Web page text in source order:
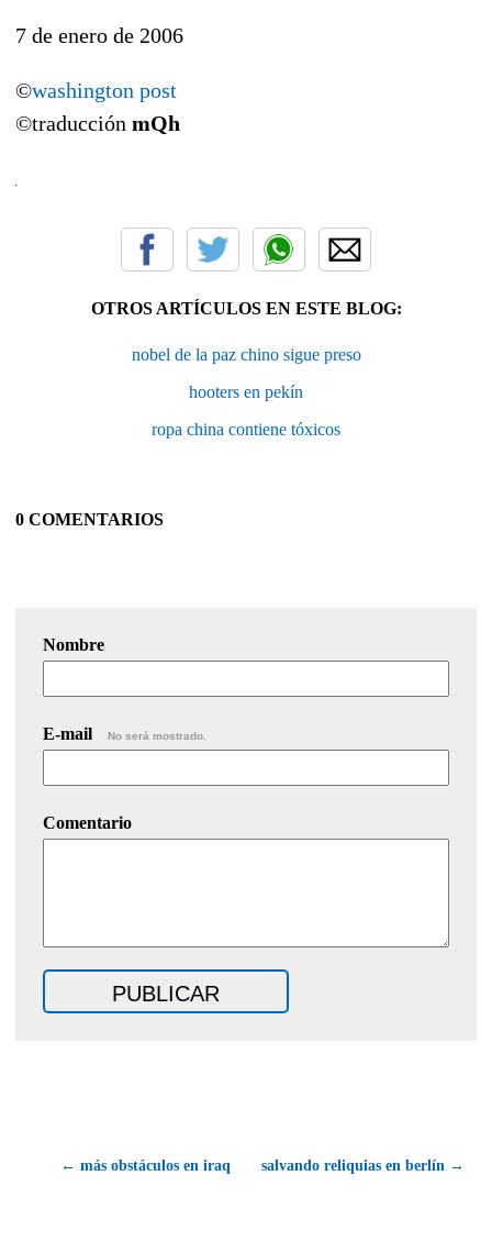
7 de enero de 2006
©washington post
©traducción mQh
OTROS ARTÍCULOS EN ESTE BLOG:
nobel de la paz chino sigue preso
hooters en pekín
ropa china contiene tóxicos
0 COMENTARIOS
Nombre
E-mail No será mostrado.
Comentario
← más obstáculos en iraq salvando reliquias en berlín →